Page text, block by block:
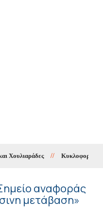
// Κυκλοφοριακές
αναφοράς
μετάβαση»